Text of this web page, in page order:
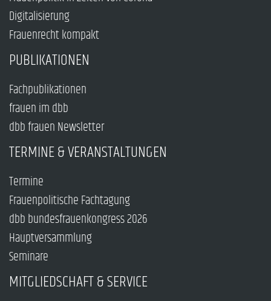
Digitalisierung
Frauenrecht kompakt
PUBLIKATIONEN
Fachpublikationen
frauen im dbb
dbb frauen Newsletter
TERMINE & VERANSTALTUNGEN
Termine
Frauenpolitische Fachtagung
dbb bundesfrauenkongress 2026
Hauptversammlung
Seminare
MITGLIEDSCHAFT & SERVICE